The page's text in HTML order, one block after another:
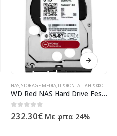
NAS,STORAGE MEDIA, ΠΡΟΪΌΝΤΑ ΠΛΗΡΟΦΟΡΙΚΉΣ - ΚΙΝΗΤΉΣ ΤΗΛΕΦΩΝΊΑΣ - ΗΛΕΚΤΡΟΝΙΚΆ
WD Red NAS Hard Drive Festplatte 6 TB intern 3.5 WD60EFRX
0out of 5
232.30€ Με φπα 24%